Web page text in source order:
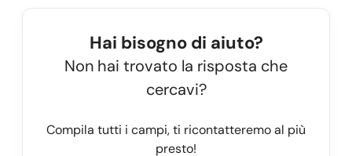
Hai bisogno di aiuto?
Non hai trovato la risposta che
cercavi?
Compila tutti i campi, ti ricontatteremo al più
presto!